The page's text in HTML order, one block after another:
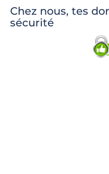
Chez nous, tes
sécurité